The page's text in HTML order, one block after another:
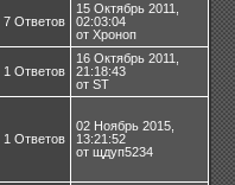
7 Ответов
15 Октябрь 2011,
02:03:04
от Хроноп
1 Ответов
16 Октябрь 2011,
21:18:43
от ST
1 Ответов
02 Ноябрь 2015,
13:21:52
от щдуп5234